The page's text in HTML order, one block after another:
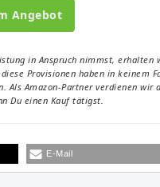
Angebot
in Anspruch nimmst,
Provisionen haben in keinem
Als Amazon-Partner verdienen
Du einen Kauf tätigst.
E-Mail